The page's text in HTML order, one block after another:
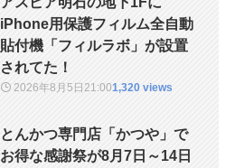
iPhone用保護フィルム全自動
貼付機「フィルラボ」が設置
されてた！
2026年8月5日21:001,320 views
とんかつ専門店「かつや」で
お得な感謝祭が8月7日～14日